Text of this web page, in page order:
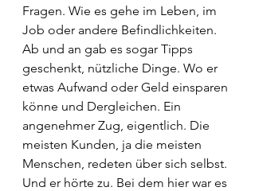
Fragen. Wie es gehe im Leben, im
Job oder andere Befindlichkeiten.
Ab und an gab es sogar Tipps
geschenkt, nützliche Dinge. Wo er
etwas Aufwand oder Geld einsparen
könne und Dergleichen. Ein
angenehmer Zug, eigentlich. Die
meisten Kunden, ja die meisten
Menschen, redeten über sich selbst.
Und er hörte zu. Bei dem hier war es